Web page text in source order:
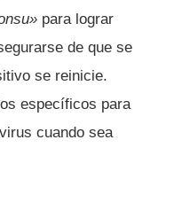
para lograr
de que se
se reinicie.
específicos para
cuando sea